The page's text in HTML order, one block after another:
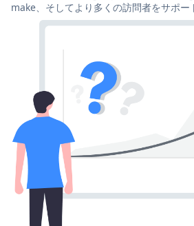
make、そしてより多くの訪問者をサポー